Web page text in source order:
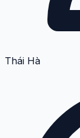
Thái Hà